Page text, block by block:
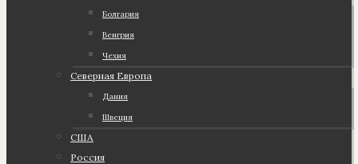
Болгария
Венгрия
Чехия
Северная Европа
Дания
Швеция
США
Россия